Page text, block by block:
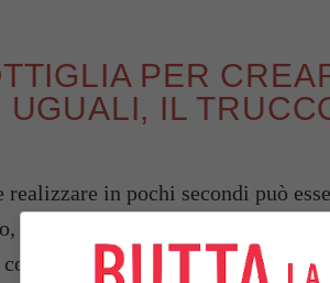
PER
IL
in pochi secondi può
quindi scegliete tra le
vi indichiamo.